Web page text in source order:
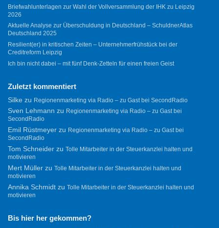
Briefwahlunterlagen zur Wahl der Vollversammlung der IHK zu Leipzig
2026
Aktuelle Analyse zur Überschuldung in Deutschland – SchuldnerAtlas
Deutschland 2025
Resilient(er) in kritischen Zeiten – Unternehmerfrühstück bei der
Creditreform Leipzig
Ich bin nicht dabei – mit fünf Denk-Zetteln für einen freien Geist
Zuletzt kommentiert
Silkezu Regionenmarketing via Radio – zu Gast bei SecondRadio
Sven Lehmann zu Regionenmarketing via Radio – zu Gast bei
SecondRadio
Emil Rüstmeyerzu Regionenmarketing via Radio – zu Gast bei
SecondRadio
Tom Schneiderzu Tolle Mitarbeiter in der Steuerkanzlei halten und
motivieren
Mert Müllerzu Tolle Mitarbeiter in der Steuerkanzlei halten und
motivieren
Annika Schmidtzu Tolle Mitarbeiter in der Steuerkanzlei halten und
motivieren
Bis hier her gekommen?